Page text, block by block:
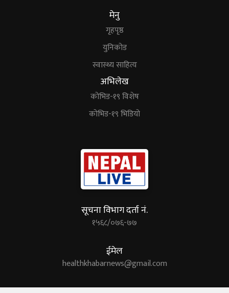
मेनु
गृहपृष्ठ
युनिकोड
स्वास्थ्य साहित्य
अभिलेख
कोभिड-१९ विशेष
कोभिड-१९ भिडियो
सूचना विभाग दर्ता नं.
१५६८/०७६-७७
ईमेल
healthkhabarnews@gmail.com